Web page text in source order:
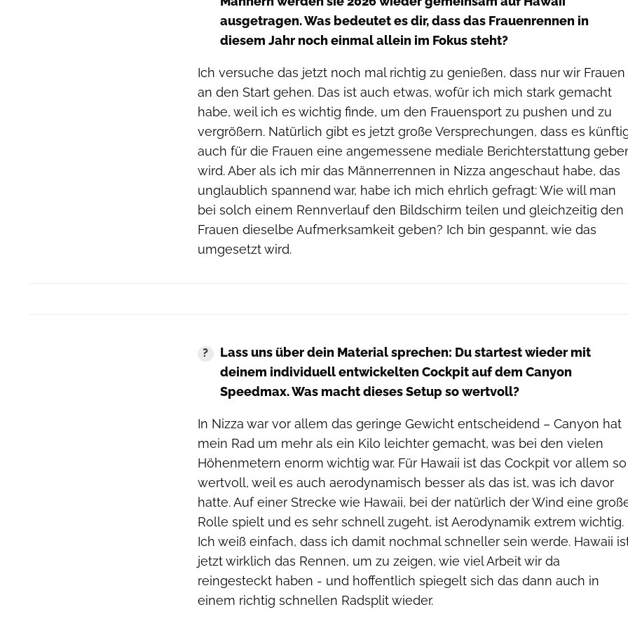
ausgetragen. Was bedeutet es dir, dass das Frauenrennen in
diesem Jahr noch einmal allein im Fokus steht?
Ich versuche das jetzt noch mal richtig zu genießen, dass nur wir Frauen
an den Start gehen. Das ist auch etwas, wofür ich mich stark gemacht
habe, weil ich es wichtig finde, um den Frauensport zu pushen und zu
vergrößern. Natürlich gibt es jetzt große Versprechungen, dass es
auch für die Frauen eine angemessene mediale Berichterstattung
wird. Aber als ich mir das Männerrennen in Nizza angeschaut habe, das
unglaublich spannend war, habe ich mich ehrlich gefragt: Wie will man
bei solch einem Rennverlauf den Bildschirm teilen und gleichzeitig den
Frauen dieselbe Aufmerksamkeit geben? Ich bin gespannt, wie das
umgesetzt wird.
Lass uns über dein Material sprechen: Du startest wieder mit
deinem individuell entwickelten Cockpit auf dem Canyon
Speedmax. Was macht dieses Setup so wertvoll?
In Nizza war vor allem das geringe Gewicht entscheidend – Canyon hat
mein Rad um mehr als ein Kilo leichter gemacht, was bei den vielen
Höhenmetern enorm wichtig war. Für Hawaii ist das Cockpit vor allem so
wertvoll, weil es auch aerodynamisch besser als das ist, was ich davor
hatte. Auf einer Strecke wie Hawaii, bei der natürlich der Wind eine
Rolle spielt und es sehr schnell zugeht, ist Aerodynamik extrem wichtig.
Ich weiß einfach, dass ich damit nochmal schneller sein werde. Hawaii
jetzt wirklich das Rennen, um zu zeigen, wie viel Arbeit wir da
reingesteckt haben - und hoffentlich spiegelt sich das dann auch in
einem richtig schnellen Radsplit wieder.